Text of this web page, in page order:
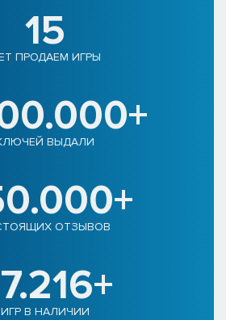
15
ПРОДАЕМ ИГРЫ
ВЫДАЛИ
ОТЗЫВОВ
ИГР В НАЛИЧИИ